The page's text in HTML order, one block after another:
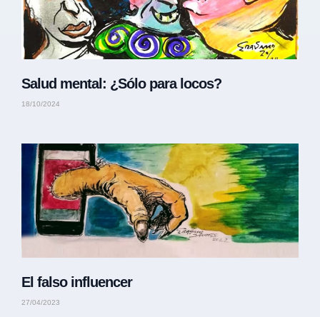
Salud mental: ¿Sólo para locos?
18/10/2024
El falso influencer
27/04/2023